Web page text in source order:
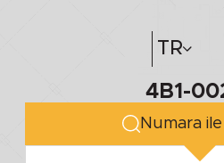
TR
Hakkımızda
4B1-